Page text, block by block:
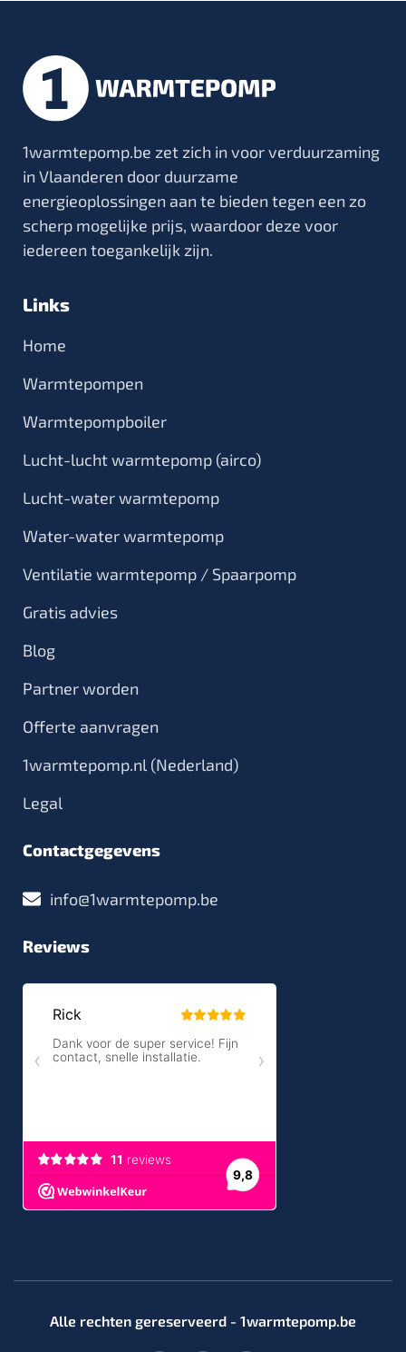
1warmtepomp.be zet zich in voor verduurzaming
in Vlaanderen door duurzame
energieoplossingen aan te bieden tegen een zo
scherp mogelijke prijs, waardoor deze voor
iedereen toegankelijk zijn.
Links
Home
Warmtepompen
Warmtepompboiler
Lucht-lucht warmtepomp (airco)
Lucht-water warmtepomp
Water-water warmtepomp
Ventilatie warmtepomp / Spaarpomp
Gratis advies
Blog
Partner worden
Offerte aanvragen
1warmtepomp.nl (Nederland)
Legal
Contactgegevens
info@1warmtepomp.be
Reviews
Alle rechten gereserveerd - 1warmtepomp.be